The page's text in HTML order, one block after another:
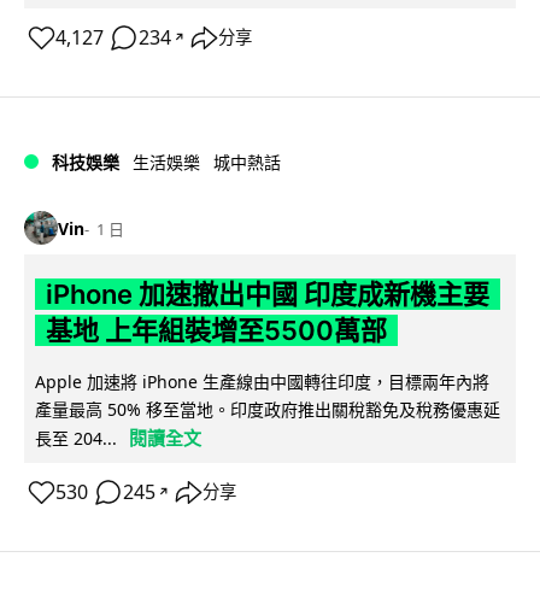
4,127 234 ↗ 分享
科技娛樂 生活娛樂 城中熱話
Vin 1 日
iPhone 加速撤出中國 印度成新機主要
基地 上年組裝增至5500萬部
Apple 加速將 iPhone 生產線由中國轉往印度，目標兩年內將
產量最高 50% 移至當地。印度政府推出關稅豁免及稅務優惠延
長至 204...
閱讀全文
530 245 ↗ 分享